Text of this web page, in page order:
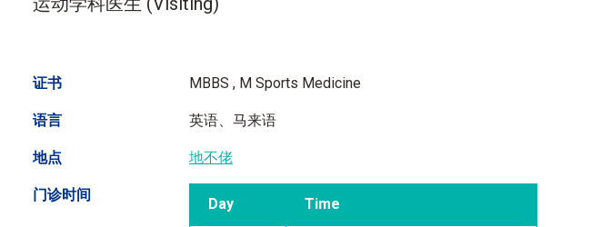
证书 MBBS , M Sports Medicine
语言 英语、马来语
地点 地不佬
门诊时间
Day Time